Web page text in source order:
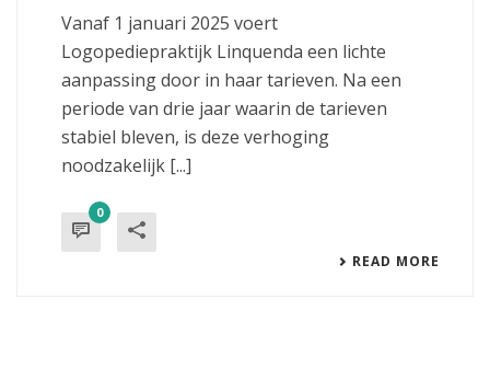
Vanaf 1 januari 2025 voert
Logopediepraktijk Linquenda een lichte
aanpassing door in haar tarieven. Na een
periode van drie jaar waarin de tarieven
stabiel bleven, is deze verhoging
noodzakelijk [...]
0
READ MORE